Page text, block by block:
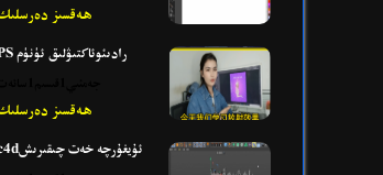
ھەقسىز
PS رادىئوئاكتىۋلىق ئۈنۈم
ھەقسىز
c4dئۇيغۇرچە خەت چىقىرىش